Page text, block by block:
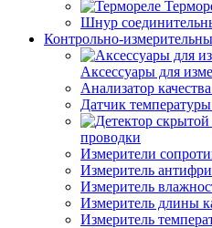
Шнур
Контрольно-
Аксессуары для
Анализатор
Датчик
проводки
Измерители
Измеритель
Измеритель
Измеритель длины
Измеритель